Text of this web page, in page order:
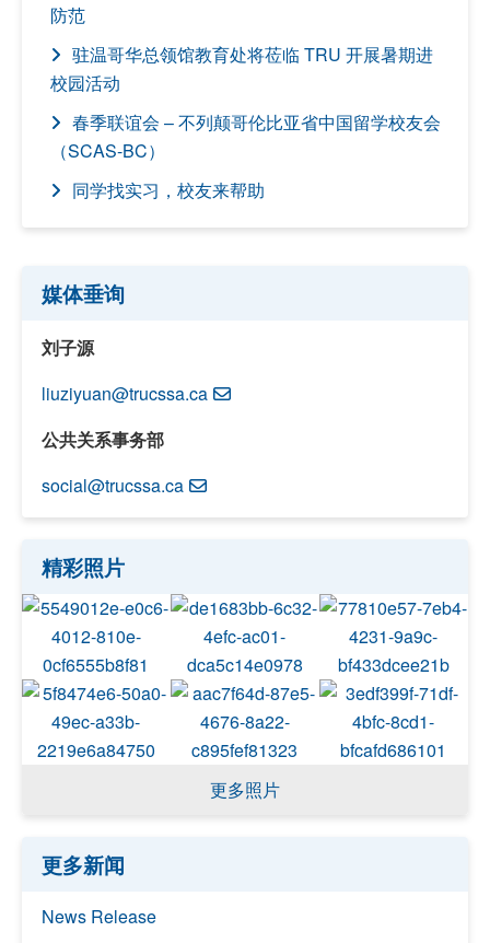
防范
驻温哥华总领馆教育处将莅临 TRU 开展暑期进
校园活动
春季联谊会 – 不列颠哥伦比亚省中国留学校友会
（SCAS-BC）
同学找实习，校友来帮助
媒体垂询
刘子源
liuziyuan@trucssa.ca
公共关系事务部
social@trucssa.ca
精彩照片
更多照片
更多新闻
News Release